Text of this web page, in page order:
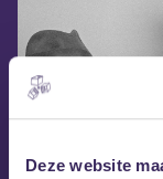
Deze website